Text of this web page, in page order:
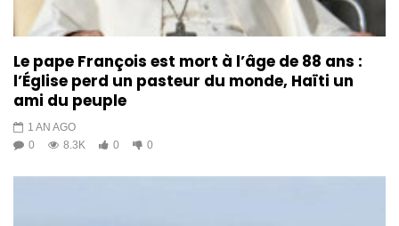
Le pape François est mort à l’âge de 88 ans :
l’Église perd un pasteur du monde, Haïti un
ami du peuple
1 AN AGO
0
8.3K 0 0